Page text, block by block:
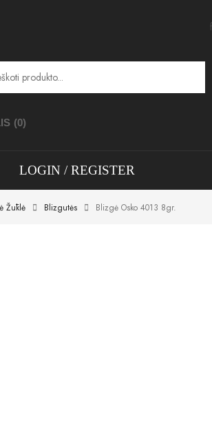
(0)
LOGIN REGISTER
Žūklė Blizgutės Blizgė Osko 4013 8gr.